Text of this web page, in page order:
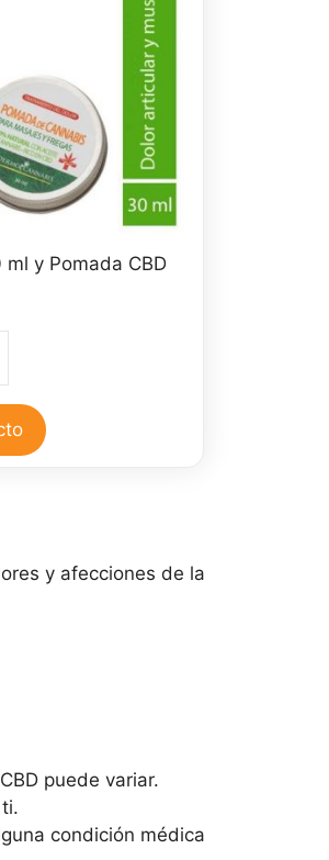
y Pomada CBD
y afecciones de la
puede variar.
condición médica